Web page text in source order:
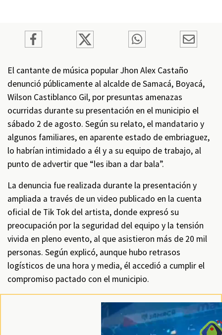
El cantante de música popular Jhon Alex Castaño
denunció públicamente al alcalde de Samacá, Boyacá,
Wilson Castiblanco Gil, por presuntas amenazas
ocurridas durante su presentación en el municipio el
sábado 2 de agosto. Según su relato, el mandatario y
algunos familiares, en aparente estado de embriaguez,
lo habrían intimidado a él y a su equipo de trabajo, al
punto de advertir que “les iban a dar bala”.
La denuncia fue realizada durante la presentación y
ampliada a través de un video publicado en la cuenta
oficial de Tik Tok del artista, donde expresó su
preocupación por la seguridad del equipo y la tensión
vivida en pleno evento, al que asistieron más de 20 mil
personas. Según explicó, aunque hubo retrasos
logísticos de una hora y media, él accedió a cumplir el
compromiso pactado con el municipio.